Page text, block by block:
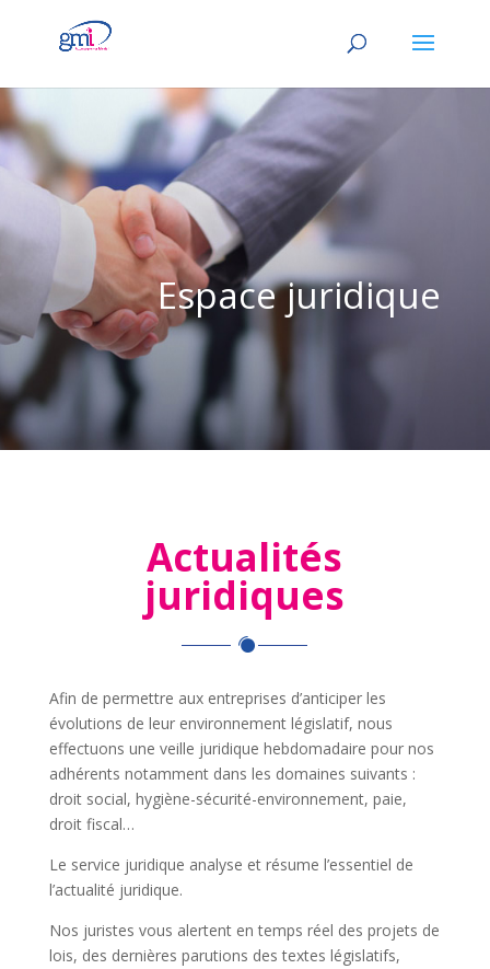
Espace juridique
Actualités
juridiques
Afin de permettre aux entreprises d’anticiper les
évolutions de leur environnement législatif, nous
effectuons une veille juridique hebdomadaire pour nos
adhérents notamment dans les domaines suivants :
droit social, hygiène-sécurité-environnement, paie,
droit fiscal…
Le service juridique analyse et résume l’essentiel de
l’actualité juridique.
Nos juristes vous alertent en temps réel des projets de
lois, des dernières parutions des textes législatifs,